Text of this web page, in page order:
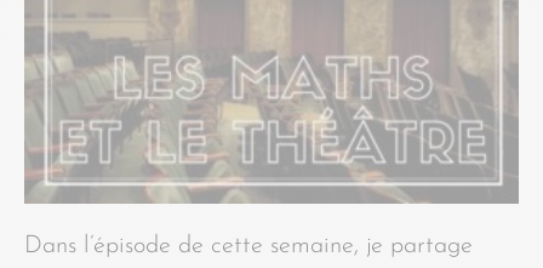
Dans l’épisode de cette semaine, je partage